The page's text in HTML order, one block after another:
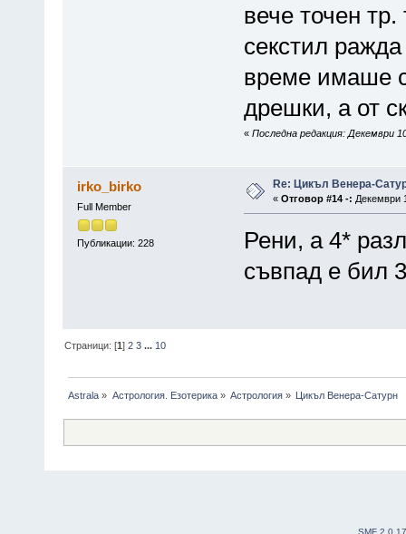
вече точен
секстил
време имаше
дрешки, а от
« Последна редакция: Декември
irko_birko
Full Member
Публикации: 228
Re: Цикъл Венера-
« Отговор #14 -: Декември
Рени, а 4*
съвпад е бил
Страници: [1]2 3 ... 10
Astrala » Астрология. Езотерика» Астрология» Цикъл Венера-Сатурн